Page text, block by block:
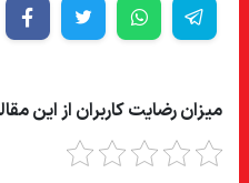
میزان رضایت کاربران از این مقاله